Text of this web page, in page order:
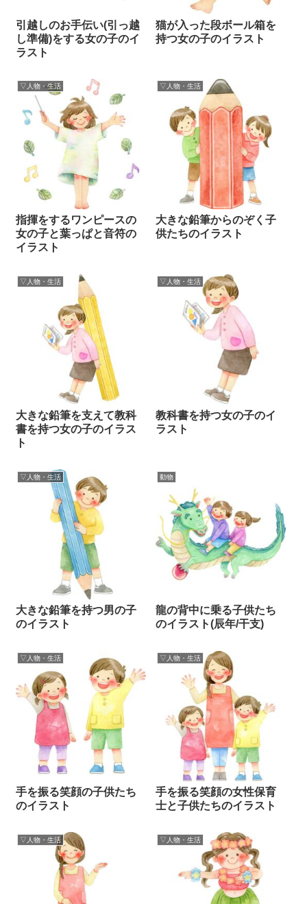
引越しのお手伝い(引っ越
し準備)をする女の子のイ
ラスト
猫が入った段ボール箱を
持つ女の子のイラスト
▽人物・生活
指揮をするワンピースの
女の子と葉っぱと音符の
イラスト
▽人物・生活
大きな鉛筆からのぞく子
供たちのイラスト
▽人物・生活
大きな鉛筆を支えて教科
書を持つ女の子のイラス
ト
▽人物・生活
教科書を持つ女の子のイ
ラスト
▽人物・生活
大きな鉛筆を持つ男の子
のイラスト
動物
龍の背中に乗る子供たち
のイラスト(辰年/干支)
▽人物・生活
手を振る笑顔の子供たち
のイラスト
▽人物・生活
手を振る笑顔の女性保育
士と子供たちのイラスト
▽人物・生活 ▽人物・生活